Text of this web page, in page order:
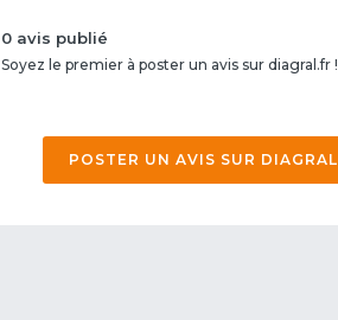
0 avis publié
Soyez le premier à poster un avis sur diagral.fr !
POSTER UN AVIS SUR DIAGRAL